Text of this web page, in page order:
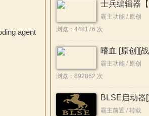
agent
霸主功能 / 原创
浏览：448176 次
霸主功能 / 原创
浏览：892862 次
霸主前置 / 转载